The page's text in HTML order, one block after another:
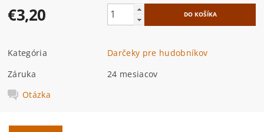
€3,20
Kategória
Darčeky pre hudobníkov
Záruka
24 mesiacov
Otázka